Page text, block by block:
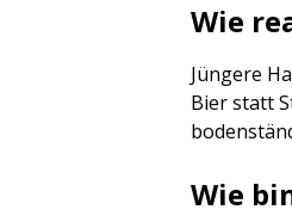
Wie
Jüngere
Bier statt
Wie